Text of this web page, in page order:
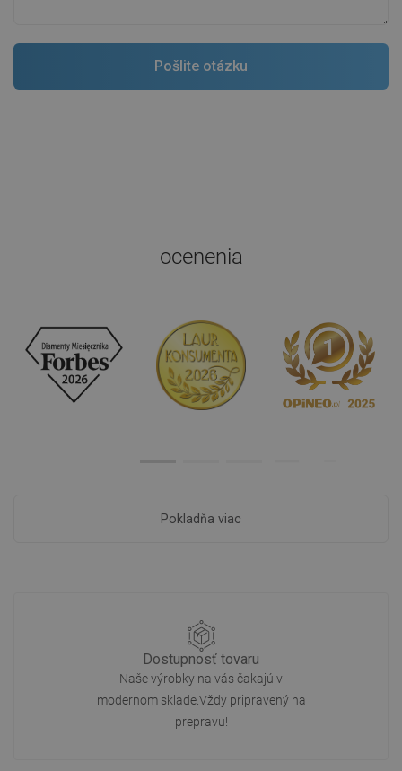
ocenenia
Pokladňa viac
Dostupnosť tovaru
Naše výrobky na vás čakajú v
modernom sklade.Vždy pripravený na
prepravu!